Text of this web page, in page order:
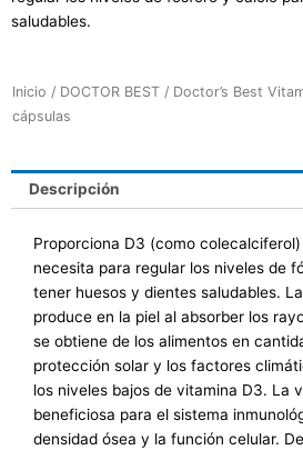
saludables.
Inicio / DOCTOR BEST / Doctor’s Best
cápsulas
Descripción
Proporciona D3 (como
necesita para regular los niveles de
tener huesos y dientes saludables.
produce en la piel al absorber los
se obtiene de los alimentos en
protección solar y los factores
los niveles bajos de vitamina D3. La
beneficiosa para el sistema
densidad ósea y la función celular.